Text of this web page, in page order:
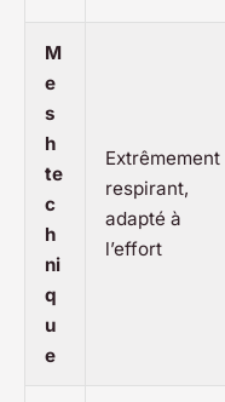
M
e
s
h
te
c
h
ni
q
u
e
Extrêmement
respirant,
adapté à
l’effort